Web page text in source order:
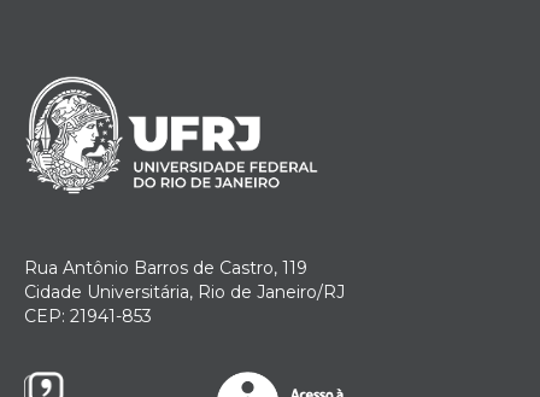
Rua Antônio Barros de Castro, 119
Cidade Universitária, Rio de Janeiro/RJ
CEP: 21941-853